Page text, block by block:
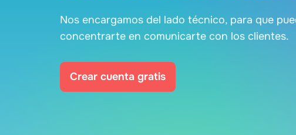
Nos encargamos del lado técnico, para que
concentrarte en comunicarte con los clientes.
Crear cuenta gratis